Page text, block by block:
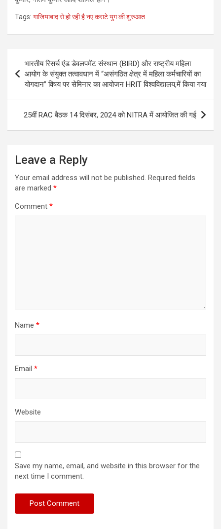
Tags: गाजियाबाद से हो रही है नए कराटे युग की शुरुआत
navigation
भारतीय रिसर्च एंड डेवलपमेंट संस्थान (BIRD) और राष्ट्रीय महिला
आयोग के संयुक्त तत्वावधान में “असंगठित क्षेत्र में महिला कर्मचारियों का
योगदान” विषय पर सेमिनार का आयोजन HRIT विश्वविद्यालय,में किया गया
25वीं RAC बैठक 14 दिसंबर, 2024 को NITRA में आयोजित की गई
Leave a Reply
Your email address will not be published. Required fields
are marked *
Comment *
Name *
Email *
Website
Save my name, email, and website in this browser for the
next time I comment.